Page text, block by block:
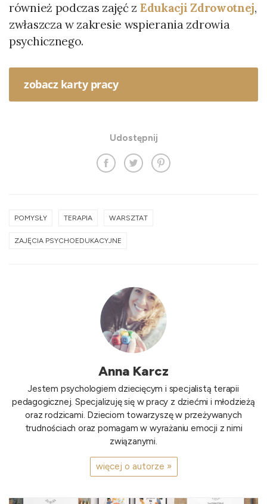
również podczas zajęć z Edukacji Zdrowotnej,
zwłaszcza w zakresie wspierania zdrowia
psychicznego.
zobacz karty pracy
Udostępnij
POMYSŁY TERAPIA WARSZTAT
ZAJĘCIA PSYCHOEDUKACYJNE
Anna Karcz
Jestem psychologiem dziecięcym i specjalistą terapii
pedagogicznej. Specjalizuję się w pracy z dziećmi i młodzieżą
oraz rodzicami. Dzieciom towarzyszę w przeżywanych
trudnościach oraz pomagam w wyrażaniu emocji z nimi
związanymi.
więcej o autorze »